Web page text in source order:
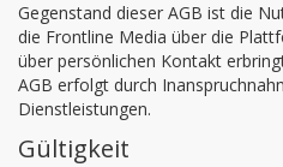
Gegenstand dieser AGB ist die
die Frontline Media über die
über persönlichen Kontakt
AGB erfolgt durch
Dienstleistungen.
Gültigkeit